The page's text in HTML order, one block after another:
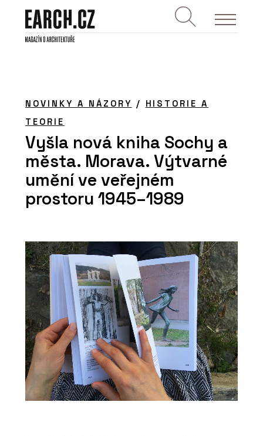
NOVINKY A NÁZORY / HISTORIE A
TEORIE
Vyšla nová kniha Sochy a
města. Morava. Výtvarné
umění ve veřejném
prostoru 1945–1989